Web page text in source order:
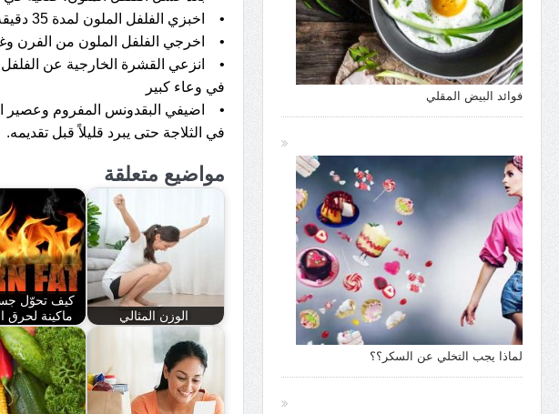
• اخبزي الفلفل الملون لمدة 35 دقيقة إلى أن يذبل ويبدأ بالتحول للون البني
• اخرجي الفلفل الملون من الفرن
• انزعي القشرة الخارجية عن
في وعاء كبير
• اضيفي البقدونس المفروم وعصير
في الثلاجة حتى يبرد قليلاً قبل تقديمه.
مواضيع متعلقة
الوزن المثالي
كيف تحوّل
ماكينة لحرق
فوائد البيض المقلي
لماذا يجب التخلي عن السكر؟؟